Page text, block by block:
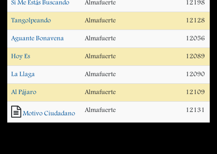
Si Me Estás Buscando Almafuerte 12198
Tangolpeando Almafuerte 12128
Aguante Bonavena Almafuerte 12056
Hoy Es Almafuerte 12089
La Llaga Almafuerte 12090
Al Pájaro Almafuerte 12109
Motivo Ciudadano Almafuerte 12131